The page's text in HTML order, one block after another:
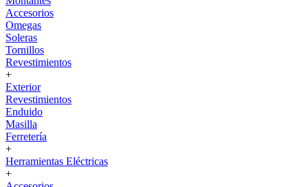
Accesorios
Omegas
Soleras
Tornillos
Revestimientos
+
Exterior
Revestimientos
Enduido
Masilla
Ferretería
+
Herramientas Eléctricas
+